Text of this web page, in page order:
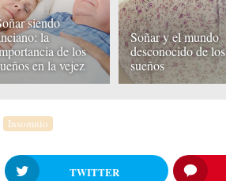
siendo
la
de los
en la vejez
Soñar y el mundo
desconocido de los
sueños
Insomnio
TWITTER